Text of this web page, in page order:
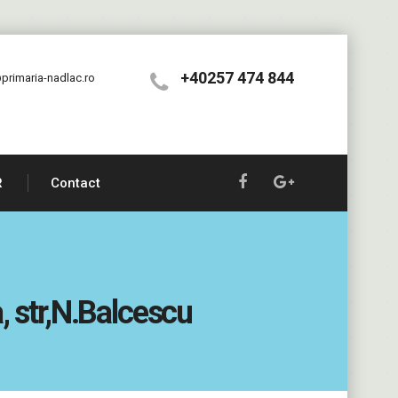
+40257 474 844
nadlac.ro
Contact
str,N.Balcescu